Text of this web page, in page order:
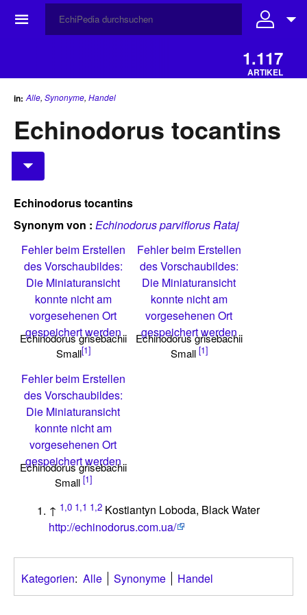
☰
1.117
ARTIKEL
in: Alle, Synonyme, Handel
Echinodorus tocantins
Echinodorus tocantins
Synonym von : Echinodorus parviflorus Rataj
Fehler beim Erstellen
des Vorschaubildes:
Die Miniaturansicht
konnte nicht am
vorgesehenen Ort
gespeichert werden
Echinodorus grisebachii
Small[1]
Fehler beim Erstellen
des Vorschaubildes:
Die Miniaturansicht
konnte nicht am
vorgesehenen Ort
gespeichert werden
Echinodorus grisebachii
Small [1]
Fehler beim Erstellen
des Vorschaubildes:
Die Miniaturansicht
konnte nicht am
vorgesehenen Ort
gespeichert werden
Echinodorus grisebachii
Small [1]
↑ 1,0 1,1 1,2 Kostiantyn Loboda, Black Water
http://echinodorus.com.ua/
Kategorien: Alle Synonyme Handel